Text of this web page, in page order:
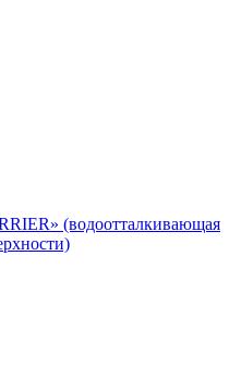
(водоотталкивающая